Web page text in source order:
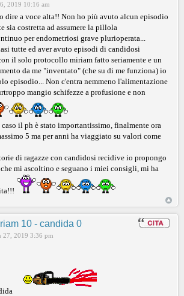
2019 10:16 am
dire a voce alta!! Non ho più avuto alcun episodio
sia costretta ad assumere la pillola
per endometriosi grave plurioperata...
tutte ed aver avuto episodi di candidosi
il solo protocollo miriam fatto seriamente e un
da me "inventato" (che su di me funziona) io
episodio... Non c'entra nemmeno l'alimentazione
mangio schifezze a profusione e non
il ph è stato importantissimo, finalmente ora
5 ma per anni ha viaggiato su valori come
di ragazze con candidosi recidive io propongo
mi ascoltino e seguano i miei consigli, mi ha
10 - candida 0
27, 2019 3:36 pm